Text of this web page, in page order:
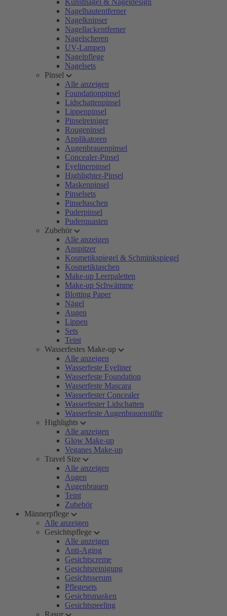
Kunstnägel & Nageldesign
Nagelhautentferner
Nagelknipser
Nagellackentferner
Nagelscheren
UV-Lampen
Nagelpflege
Nagelsets
Pinsel
Alle anzeigen
Foundationpinsel
Lidschattenpinsel
Lippenpinsel
Pinselreiniger
Rougepinsel
Applikatoren
Augenbrauenpinsel
Concealer-Pinsel
Eyelinerpinsel
Highlighter-Pinsel
Maskenpinsel
Pinselsets
Pinseltaschen
Puderpinsel
Puderquasten
Zubehör
Alle anzeigen
Anspitzer
Kosmetikspiegel & Schminkspiegel
Kosmetiktaschen
Make-up Leerpaletten
Make-up Schwämme
Blotting Paper
Nägel
Augen
Lippen
Sets
Teint
Wasserfestes Make-up
Alle anzeigen
Wasserfeste Eyeliner
Wasserfeste Foundation
Wasserfeste Mascara
Wasserfester Concealer
Wasserfester Lidschatten
Wasserfeste Augenbrauenstifte
Highlights
Alle anzeigen
Glow Make-up
Veganes Make-up
Travel Size
Alle anzeigen
Augen
Augenbrauen
Teint
Zubehör
Männerpflege
Alle anzeigen
Gesichtspflege
Alle anzeigen
Anti-Aging
Gesichtscreme
Gesichtsreinigung
Gesichtsserum
Pflegesets
Gesichtsmasken
Gesichtspeeling
Rasur